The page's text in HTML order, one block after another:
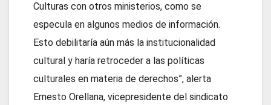
Culturas con otros ministerios, como se
especula en algunos medios de información.
Esto debilitaría aún más la institucionalidad
cultural y haría retroceder a las políticas
culturales en materia de derechos”, alerta
Ernesto Orellana, vicepresidente del sindicato